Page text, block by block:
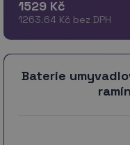
1529 Kč
1263.64 Kč bez DPH
Baterie